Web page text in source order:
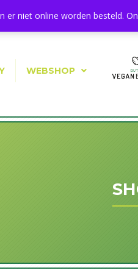
1544 BA Zaandijk
WEBSHOP
er niet online worden besteld.